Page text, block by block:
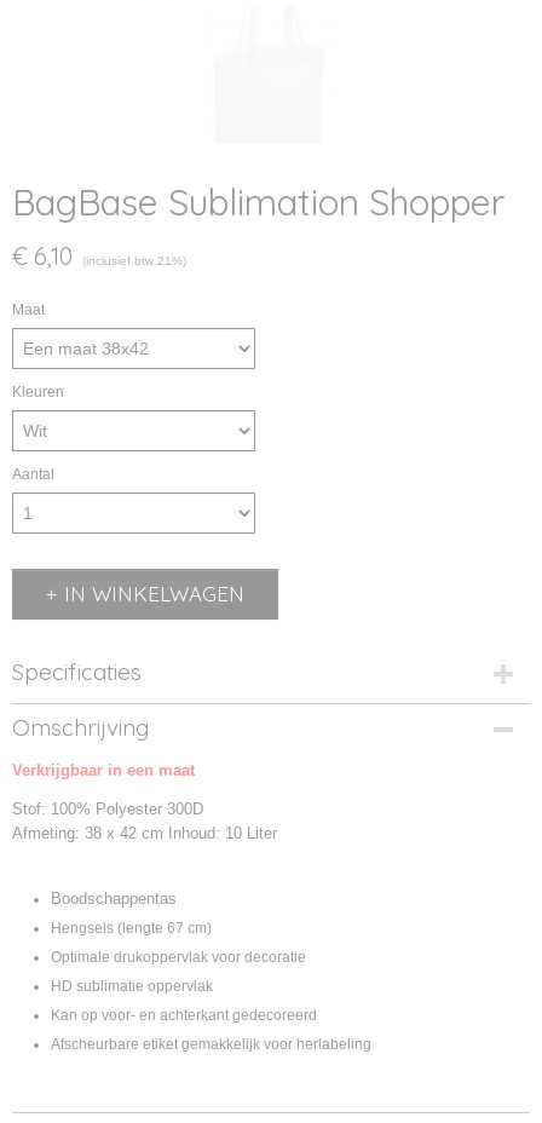
BagBase Sublimation Shopper
€ 6,10 (inclusief btw 21%)
Maat
Kleuren
Aantal
IN WINKELWAGEN
Specificaties
Productcode
BG901-1
Productcode leverancier
Omschrijving
Verkrijgbaar in een maat
Stof: 100% Polyester 300D
Afmeting: 38 x 42 cm Inhoud: 10 Liter
Boodschappentas
Hengsels (lengte 67 cm)
Optimale drukoppervlak voor decoratie
HD sublimatie oppervlak
Kan op voor- en achterkant gedecoreerd
Afscheurbare etiket gemakkelijk voor herlabeling